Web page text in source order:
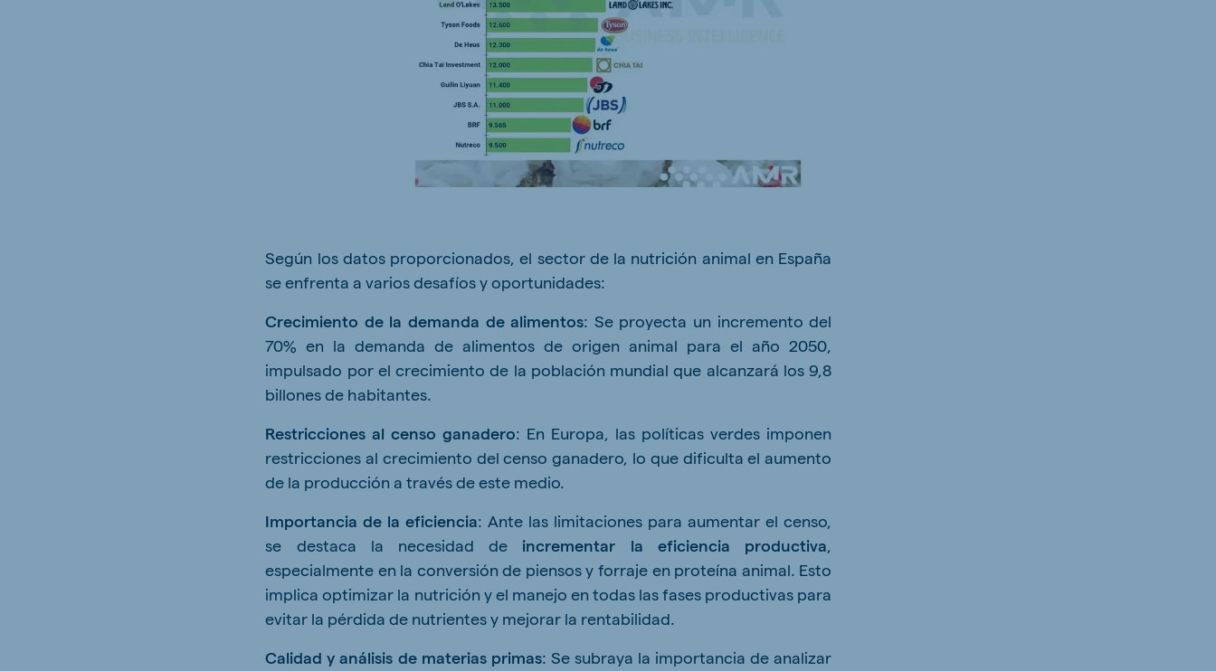
Según los datos proporcionados, el sector de la nutrición animal en España
se enfrenta a varios desafíos y oportunidades:
Crecimiento de la demanda de alimentos: Se proyecta un incremento del
70% en la demanda de alimentos de origen animal para el año 2050,
impulsado por el crecimiento de la población mundial que alcanzará los 9,8
billones de habitantes.
Restricciones al censo ganadero: En Europa, las políticas verdes imponen
restricciones al crecimiento del censo ganadero, lo que dificulta el aumento
de la producción a través de este medio.
Importancia de la eficiencia: Ante las limitaciones para aumentar el censo,
se destaca la necesidad de incrementar la eficiencia productiva,
especialmente en la conversión de piensos y forraje en proteína animal. Esto
implica optimizar la nutrición y el manejo en todas las fases productivas para
evitar la pérdida de nutrientes y mejorar la rentabilidad.
Calidad y análisis de materias primas: Se subraya la importancia de analizar
Ukraine (Koudijs)